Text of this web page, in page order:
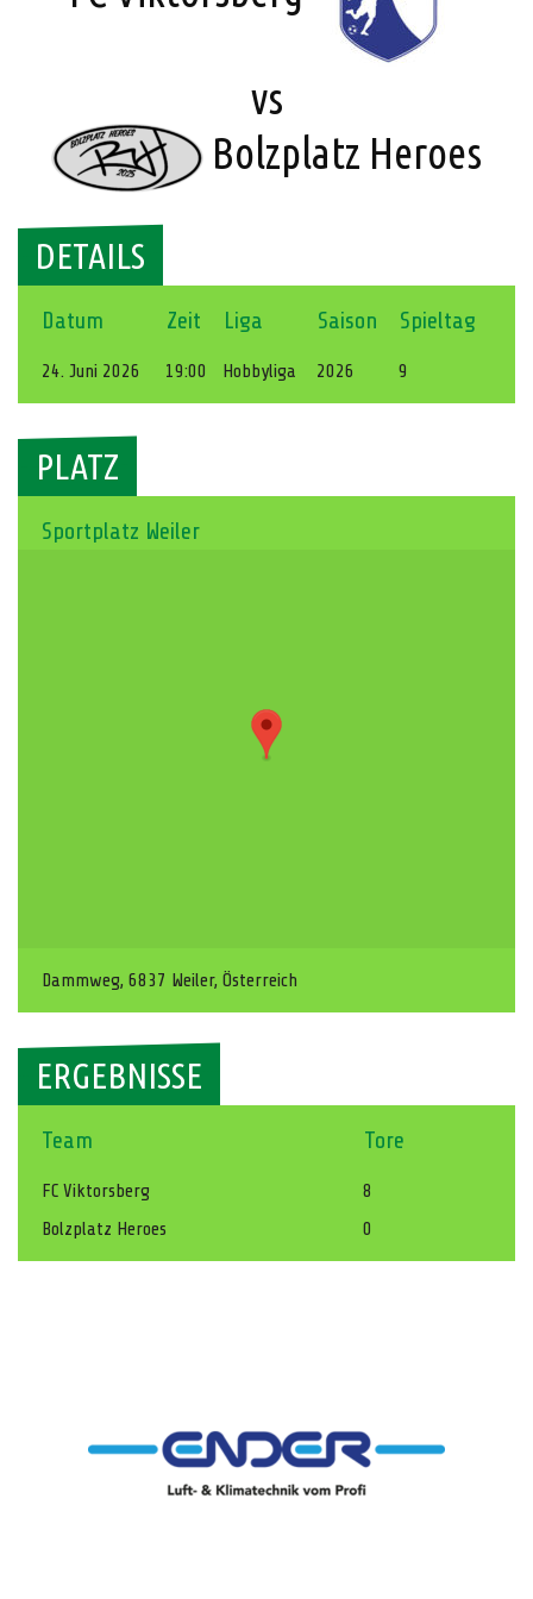
vs
Bolzplatz Heroes
DETAILS
Datum Zeit Liga Saison Spieltag
24. Juni 2026 19:00 Hobbyliga 2026 9
PLATZ
Sportplatz Weiler
Dammweg, 6837 Weiler, Österreich
ERGEBNISSE
Team Tore
FC Viktorsberg
8
Bolzplatz Heroes
0